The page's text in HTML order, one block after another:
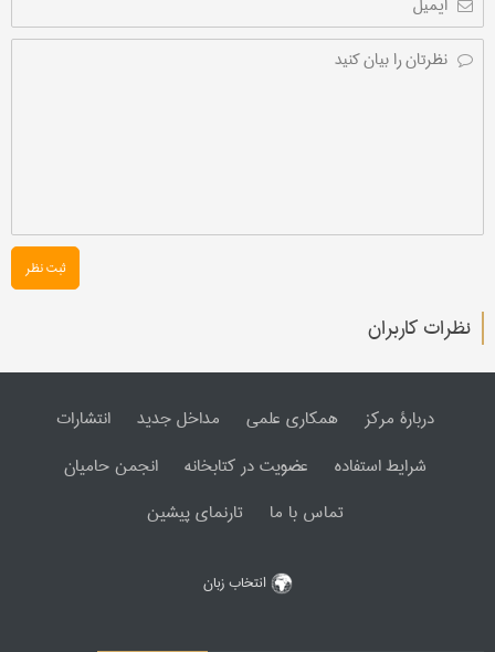
ثبت نظر
نظرات کاربران
دربارۀ مرکز همکاری علمی مداخل جدید
انتشارات
شرایط استفاده
عضویت در کتابخانه
انجمن حامیان
تماس با ما
تارنمای پیشین
انتخاب زبان